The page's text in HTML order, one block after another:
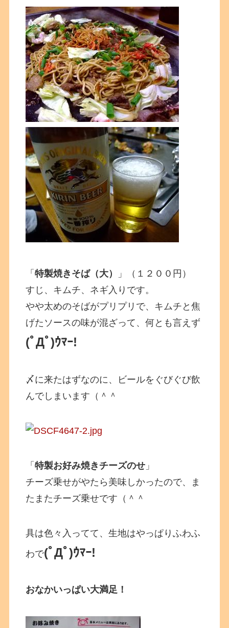
「特製焼きそば（大）
」（１２００円）
すじ、キムチ、ネギ入りです。
やや太めのそばがプリプリで、キムチと焦
げたソースの味が混ざって、何とも言えず
(ﾟДﾟ)ｳﾏｰ!
〆に来たはずなのに、ビールをぐびぐび飲
んでしまいます（＾＾
「特製お好み焼きチーズのせ 」
チーズ乗せがやたら美味しかったので、ま
たまたチーズ乗せです（＾＾
具は色々入ってて、生地はやっぱりふわふ
わで(ﾟДﾟ)ｳﾏｰ!
おなかいっぱい大満足！